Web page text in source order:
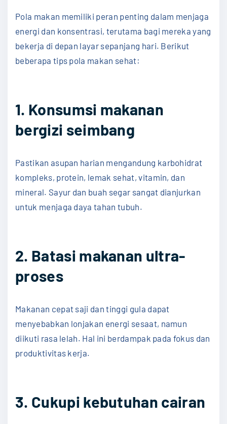
Pola makan memiliki peran penting dalam menjaga
energi dan konsentrasi, terutama bagi mereka yang
bekerja di depan layar sepanjang hari. Berikut
beberapa tips pola makan sehat:
1. Konsumsi makanan
bergizi seimbang
Pastikan asupan harian mengandung karbohidrat
kompleks, protein, lemak sehat, vitamin, dan
mineral. Sayur dan buah segar sangat dianjurkan
untuk menjaga daya tahan tubuh.
2. Batasi makanan ultra-
proses
Makanan cepat saji dan tinggi gula dapat
menyebabkan lonjakan energi sesaat, namun
diikuti rasa lelah. Hal ini berdampak pada fokus dan
produktivitas kerja.
3. Cukupi kebutuhan cairan